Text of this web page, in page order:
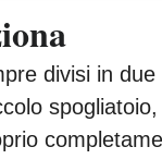
divisi in